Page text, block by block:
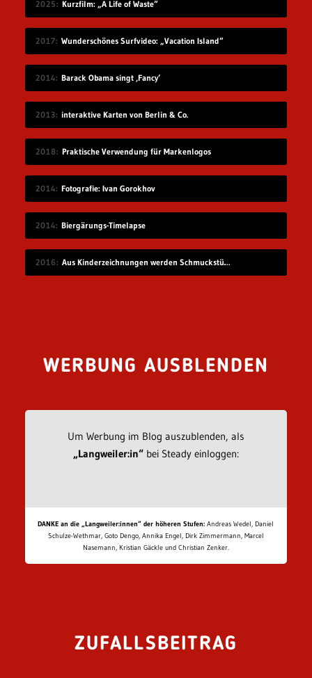
2025 Kurzfilm: „A Life of Waste“
2017 Wunderschönes Surfvideo: „Vacation Island“
2014 Barack Obama singt ‚Fancy‘
2013 interaktive Karten von Berlin & Co.
2018 Praktische Verwendung für Markenlogos
2014 Fotografie: Ivan Gorokhov
2014 Biergärungs-Timelapse
2016 Aus Kinderzeichnungen werden Schmuckstücke
WERBUNG AUSBLENDEN
Um Werbung im Blog auszublenden, als
„Langweiler:in“bei Steady einloggen:
DANKE an die „Langweiler:innen“ der höheren Stufen: Andreas Wedel, Daniel
Schulze-Wethmar, Goto Dengo, Annika Engel, Dirk Zimmermann, Marcel
Nasemann, Kristian Gäckle und Christian Zenker.
ZUFALLSBEITRAG